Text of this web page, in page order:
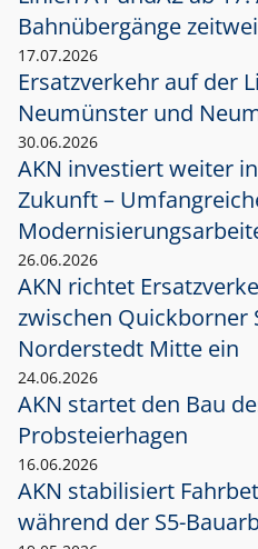
Bahnübergänge
17.07.2026
Ersatzverkehr auf der
Neumünster und
30.06.2026
AKN investiert weiter
Zukunft –
26.06.2026
AKN richtet
zwischen Quickborner
Norderstedt Mitte ein
24.06.2026
AKN startet den Bau
Probsteierhagen
16.06.2026
AKN stabilisiert
während der S5-